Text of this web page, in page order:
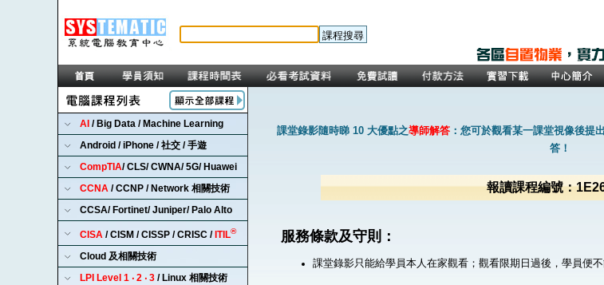
AI / Big Data / Machine Learning
Android / iPhone / 社交 / 手遊
CompTIA/ CLS/ CWNA/ 5G/ Huawei
CCNA / CCNP / Network 相關技術
CCSA/ Fortinet/ Juniper/ Palo Alto
CISA / CISM / CISSP / CRISC / ITIL®
Cloud 及相關技術
LPI Level 1 ‧ 2 ‧ 3 / Linux 相關技術
課堂錄影隨時睇 10 大優點之導師解答：您可於觀看某一課堂視像後提
答！
報讀課程編號：
服務條款及守則：
課堂錄影只能給學員本人在家觀看；觀看限期日過後，學員便不